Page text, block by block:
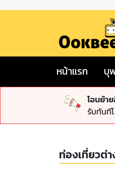
หน้าแรก บุ
โอนย้า
รับทันที
ท่องเที่ยวต่า